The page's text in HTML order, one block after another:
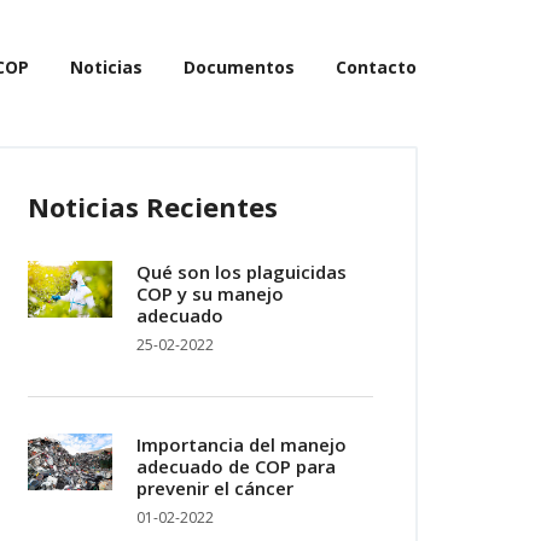
Noticias Documentos Contacto
Noticias Recientes
Qué son los plaguicidas
COP y su manejo
adecuado
25-02-2022
Importancia del manejo
adecuado de COP para
prevenir el cáncer
01-02-2022